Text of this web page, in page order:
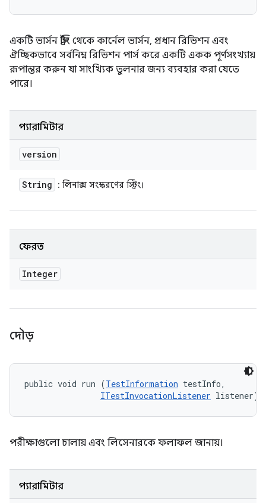
একটি ভার্সন স্ট্রিং থেকে কার্নেল ভার্সন, প্রধান রিভিশন এবং
ঐচ্ছিকভাবে সর্বনিম্ন রিভিশন পার্স করে একটি একক পূর্ণসংখ্যায়
রূপান্তর করুন যা সাংখ্যিক তুলনার জন্য ব্যবহার করা যেতে
পারে।
প্যারামিটার
version
String : লিনাক্স সংস্করণের স্ট্রিং।
ফেরত
Integer
দৌড়
public void run (TestInformation testInfo,
ITestInvocationListener listener)
পরীক্ষাগুলো চালায় এবং লিসেনারকে ফলাফল জানায়।
প্যারামিটার